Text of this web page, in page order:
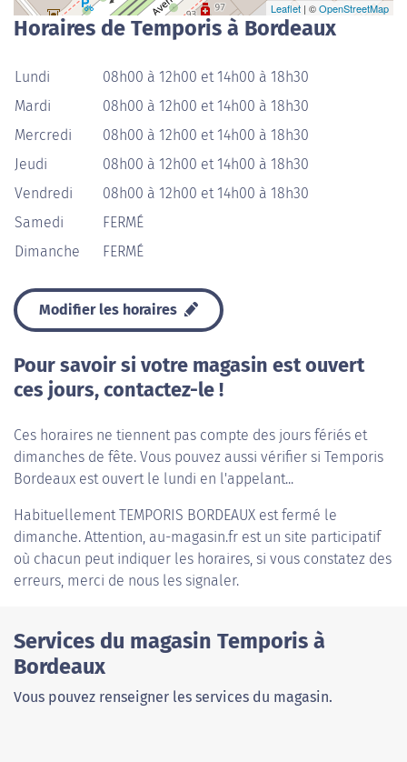
Leaflet | ©OpenStreetMap
Horaires de Temporis à Bordeaux
Lundi
08h00 à 12h00 et 14h00 à 18h30
Mardi
08h00 à 12h00 et 14h00 à 18h30
Mercredi
08h00 à 12h00 et 14h00 à 18h30
Jeudi
08h00 à 12h00 et 14h00 à 18h30
Vendredi
08h00 à 12h00 et 14h00 à 18h30
Samedi
FERMÉ
Dimanche
FERMÉ
Modifier les horaires
Pour savoir si votre magasin est ouvert
ces jours, contactez-le !
Ces horaires ne tiennent pas compte des jours fériés et
dimanches de fête. Vous pouvez aussi vérifier si Temporis
Bordeaux est ouvert le lundi en l'appelant...
HabituellementTEMPORIS BORDEAUX est fermé le
dimanche. Attention, au-magasin.fr est un site participatif
où chacun peut indiquer les horaires, si vous constatez des
erreurs, merci de nous les signaler.
Services du magasin Temporis à
Bordeaux
Vous pouvez renseigner les services du magasin.